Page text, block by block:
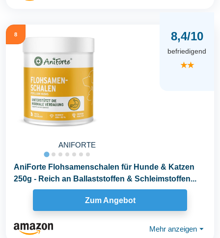
8
ANIFORTE
8,4/10
befriedigend
★★
AniForte Flohsamenschalen für Hunde & Katzen
250g - Reich an Ballaststoffen & Schleimstoffen...
Zum Angebot
Mehr anzeigen ⏷